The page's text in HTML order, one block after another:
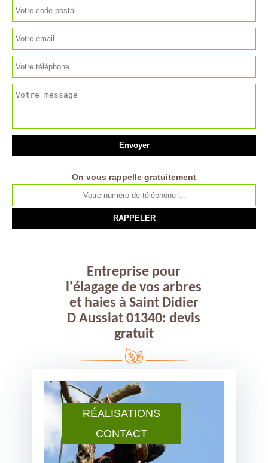
RÉALISATIONS
CONTACT
On vous rappelle gratuitement
Entreprise pour
l'élagage de vos arbres
et haies à Saint Didier
D Aussiat 01340: devis
gratuit